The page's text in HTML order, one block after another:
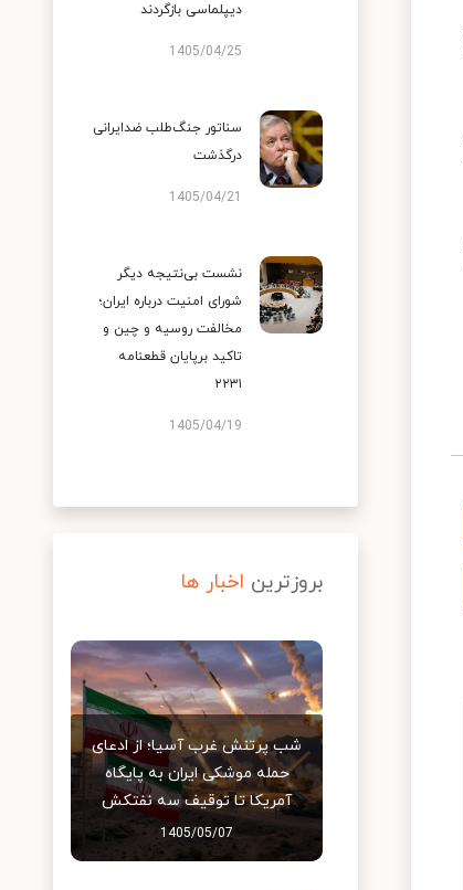
دیپلماسی بازگردند
1405/04/25
سناتور جنگ‌طلب ضدایرانی
درگذشت
1405/04/21
نشست بی‌نتیجه دیگر
شورای امنیت درباره ایران؛
مخالفت روسیه و چین و
تاکید برپایان قطعنامه
۲۲۳۱
1405/04/19
بروزترین اخبار ها
شب پرتنش غرب آسیا؛ از ادعای
حمله موشکی ایران به پایگاه
آمریکا تا توقیف سه نفتکش
1405/05/07